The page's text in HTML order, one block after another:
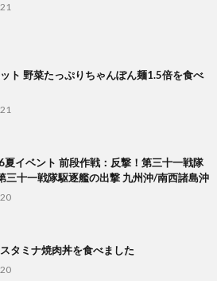
ト 野菜たっぷりちゃんぽん麺1.5倍を食べ
イベント 前段作戦：反撃！第三十一戦隊
三十一戦隊駆逐艦の出撃 九州沖/南西諸島沖
タミナ焼肉丼を食べました